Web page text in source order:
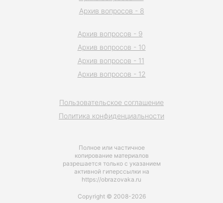
Полное или частичное
копирование материалов
разрешается только с указанием
активной гиперссылки на
https://obrazovaka.ru
Пользовательское соглашение
Политика конфиденциальности
Архив вопросов - 8
Архив вопросов - 9
Архив вопросов - 10
Архив вопросов - 11
Архив вопросов - 12
Copyright © 2008-2026